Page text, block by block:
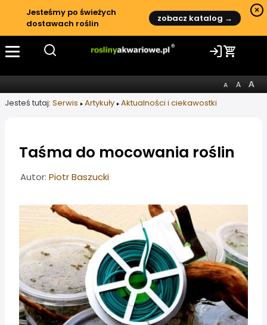
Jesteśmy po świeżych
dostawach roślin
zobacz katalog →
×
Jesteś tutaj: Serwis Artykuły Aktualności i ciekawostki
Taśma do mocowania roślin
Informacje o artykule
Autor: Piotr Baszucki